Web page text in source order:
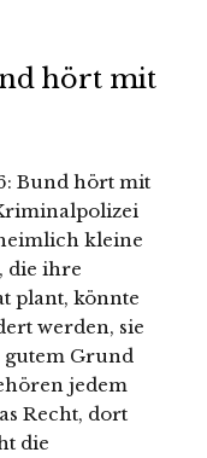
hört mit
Bund hört mit
kleine
die ihre
plant, könnte
werden, sie
gutem Grund
jedem
Recht, dort
die